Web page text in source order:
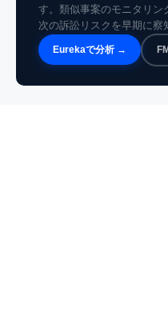
す。類似事案のモニタリン
次の訴訟リスクを早期に察
Eurekaで分析 →